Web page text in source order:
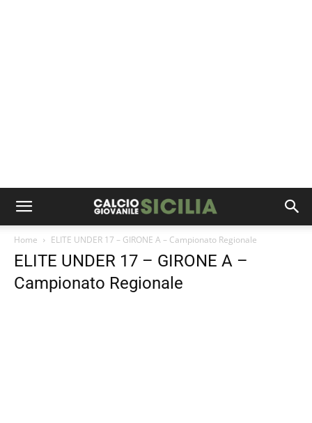
Home ELITE UNDER 17 – GIRONE A – Campionato Regionale
ELITE UNDER 17 – GIRONE A –
Campionato Regionale